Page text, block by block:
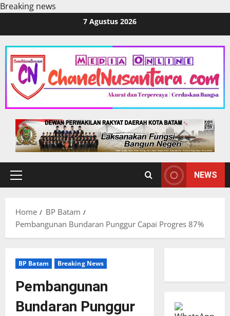
Breaking news
content
7 Agustus 2026
Primary
NEWS
Home
BP Batam
Pembangunan Bundaran Punggur Capai Progres 87%
BP Batam Breaking News
Pembangunan
Bundaran Punggur